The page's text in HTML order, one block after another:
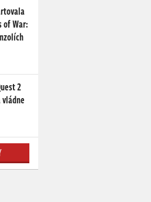
of War:
2